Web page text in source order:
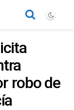
robo de